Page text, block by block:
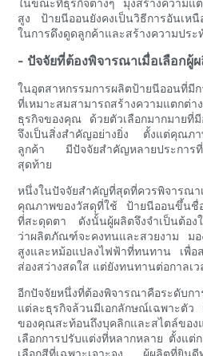
สูง ป้ายนีออนยังคงเป็นวิธีการอันเห
ในการดึงดูดลูกค้าและสร้างความประ
- ปัจจัยที่ต้องพิจารณาเมื่อเลือกผู้
ในอุตสาหกรรมการผลิตป้ายนีออนที่มี
ที่เหมาะสมสามารถสร้างความแตกต่า
ธุรกิจของคุณ ด้วยตัวเลือกมากมายที่
จึงเป็นสิ่งสำคัญอย่างยิ่ง ตั้งแต่คุณภา
ลูกค้า มีปัจจัยสำคัญหลายประการที่
สุดท้าย
หนึ่งในปัจจัยสำคัญที่สุดที่ควรพิจารณา
คุณภาพของวัสดุที่ใช้ ป้ายนีออนขึ้นชื่
ที่สะดุดตา ดังนั้นผู้ผลิตจึงจำเป็นต้อง
ว่าผลิตภัณฑ์จะคงทนและสวยงาม ม
สูงและหม้อแปลงไฟฟ้าที่ทนทาน เพื่อส
ส่องสว่างสดใส แต่ยังทนทานต่อกาลเว
อีกปัจจัยหนึ่งที่ต้องพิจารณาคือระดับก
แต่ละธุรกิจล้วนมีเอกลักษณ์เฉพาะตั
ของคุณสะท้อนถึงบุคลิกและสไตล์ข
เลือกการปรับแต่งที่หลากหลาย ตั้งแต่
เลือกสีที่เฉพาะเจาะจง ผู้ผลิตที่ยินดี